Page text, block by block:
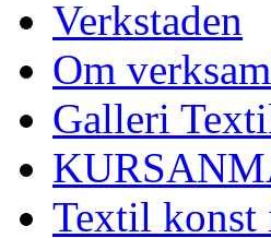
Verkstaden
Om
Galleri
Textil konst